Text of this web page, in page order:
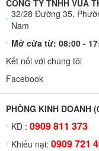
CÔNG TY TNHH VUA
32/28 Đường 35,
Nam
Mở cửa từ: 08:00 -
Kết nối với chúng tôi
Facebook
PHÒNG KINH DOANH
KD : 0909 811 373
Khiếu nại: 0909 721